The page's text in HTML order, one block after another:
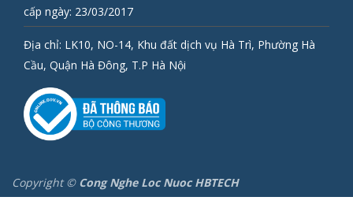
cấp ngày: 23/03/2017
Địa chỉ: LK10, NO-14, Khu đất dịch vụ Hà Trì, Phường Hà
Cầu, Quận Hà Đông, T.P Hà Nội
Copyright © Cong Nghe Loc Nuoc HBTECH